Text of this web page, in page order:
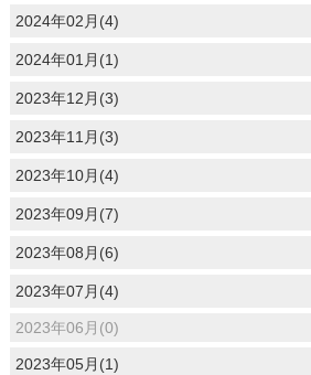
2024年02月(4)
2024年01月(1)
2023年12月(3)
2023年11月(3)
2023年10月(4)
2023年09月(7)
2023年08月(6)
2023年07月(4)
2023年06月(0)
2023年05月(1)